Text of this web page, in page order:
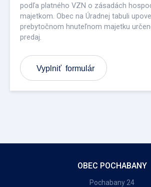
podľa platného VZN o zásadách
majetkom. Obec na Úradnej tabuli
prebytočnom hnuteľnom majetku
predaj.
Vyplniť formulár
OBEC POCHABANY
Pochabany 24